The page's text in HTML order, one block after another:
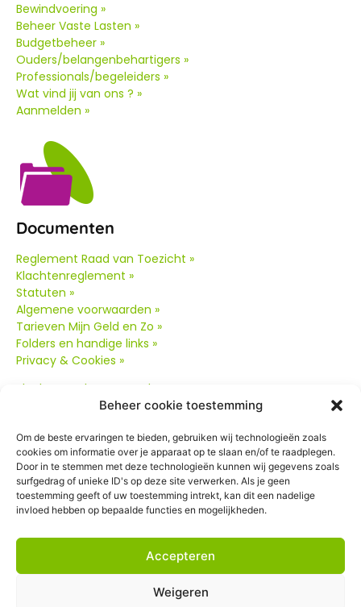
Beheer cookie toestemming
Om de beste ervaringen te bieden, gebruiken wij technologieën zoals
cookies om informatie over je apparaat op te slaan en/of te raadplegen.
Door in te stemmen met deze technologieën kunnen wij gegevens zoals
surfgedrag of unieke ID's op deze site verwerken. Als je geen
toestemming geeft of uw toestemming intrekt, kan dit een nadelige
invloed hebben op bepaalde functies en mogelijkheden.
Accepteren
Weigeren
Bewindvoering »
Beheer Vaste Lasten »
Budgetbeheer »
Ouders/belangenbehartigers »
Professionals/begeleiders »
Wat vind jij van ons ? »
Aanmelden »
Documenten
Reglement Raad van Toezicht »
Klachtenreglement »
Statuten »
Algemene voorwaarden »
Tarieven Mijn Geld en Zo »
Folders en handige links »
Privacy & Cookies »
Klachtenreglement oud
Contact
Postbus 1265
085-3301022
(op werkdagen van 09:00 tot 12:00 uur)